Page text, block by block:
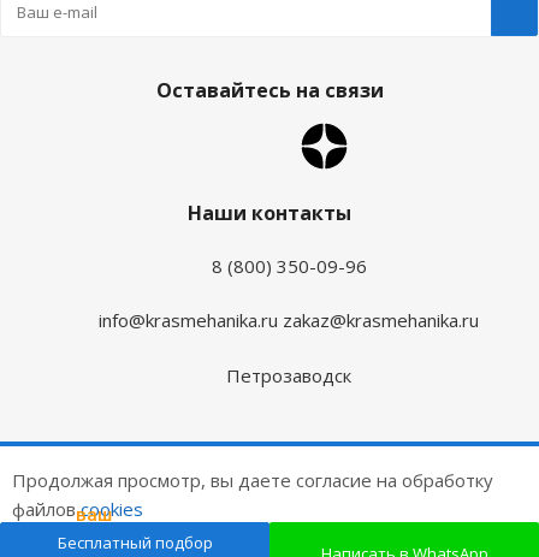
Оставайтесь на связи
Наши контакты
8 (800) 350-09-96
info@krasmehanika.ru zakaz@krasmehanika.ru
Петрозаводск
2026 © Красмеханика
Цены на сайте не являются публичной офертой
Бесплатный подбор
ваш
подарок
Продолжая просмотр, вы даете согласие на обработку
файловcookies
ОК